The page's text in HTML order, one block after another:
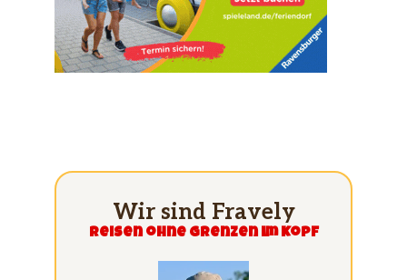
Wir sind Fravely
Reisen ohne grenzen im Kopf